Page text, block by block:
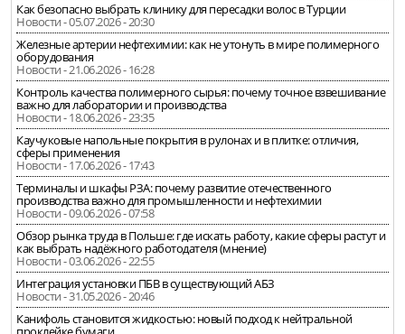
Как безопасно выбрать клинику для пересадки волос в Турции
Новости - 05.07.2026 - 20:30
Железные артерии нефтехимии: как не утонуть в мире полимерного
оборудования
Новости - 21.06.2026 - 16:28
Контроль качества полимерного сырья: почему точное взвешивание
важно для лаборатории и производства
Новости - 18.06.2026 - 23:35
Каучуковые напольные покрытия в рулонах и в плитке: отличия,
сферы применения
Новости - 17.06.2026 - 17:43
Терминалы и шкафы РЗА: почему развитие отечественного
производства важно для промышленности и нефтехимии
Новости - 09.06.2026 - 07:58
Обзор рынка труда в Польше: где искать работу, какие сферы растут и
как выбрать надёжного работодателя (мнение)
Новости - 03.06.2026 - 22:55
Интеграция установки ПБВ в существующий АБЗ
Новости - 31.05.2026 - 20:46
Канифоль становится жидкостью: новый подход к нейтральной